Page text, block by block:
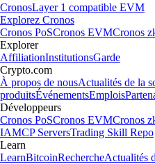
CronosLayer 1 compatible EVM
Explorez Cronos
Cronos PoSCronos EVMCronos
Explorer
AffiliationInstitutionsGarde
Crypto.com
À propos de nousActualités de la
produitsÉvénementsEmplois
Développeurs
Cronos PoSCronos EVMCronos
IAMCP ServersTrading Skill Repo
Learn
LearnBitcoinRechercheActualités